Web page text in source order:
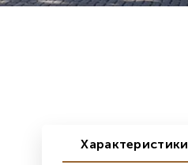
Характеристики